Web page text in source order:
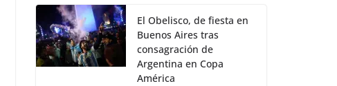
El Obelisco, de fiesta en
Buenos Aires tras
consagración de
Argentina en Copa
América